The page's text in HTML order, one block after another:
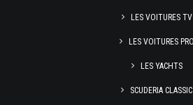
LES VOITURES TV
LES VOITURES PRO
LES YACHTS
SCUDERIA CLASSIC